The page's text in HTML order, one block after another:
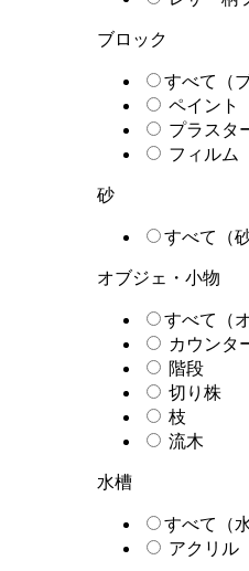
ブロック
すべて（
ペイント
プラスタ
フィルム
砂
すべて（砂
オブジェ・小物
すべて（
カウンタ
階段
切り株
枝
流木
水槽
すべて（
アクリル